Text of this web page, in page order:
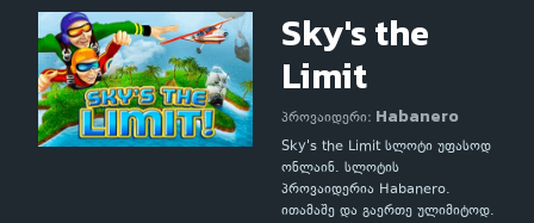
Sky's the
Limit
პროვაიდერი: Habanero
Sky's the Limit სლოტი უფასოდ
ონლაინ. სლოტის
პროვაიდერია Habanero.
ითამაშე და გაერთე ულიმიტოდ.